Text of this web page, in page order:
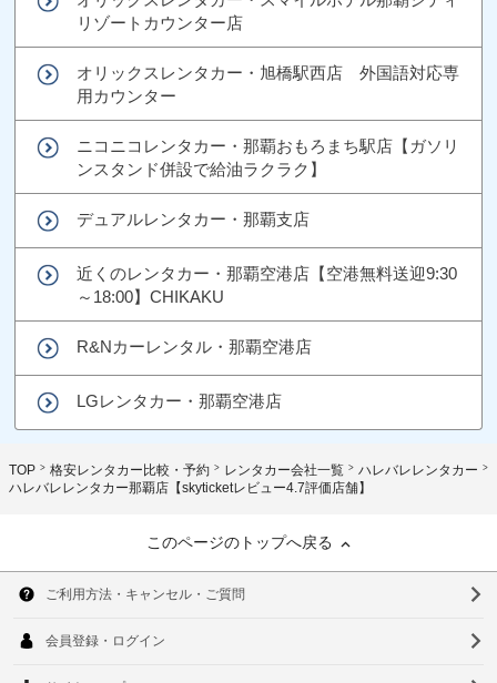
リゾートカウンター店
オリックスレンタカー・旭橋駅西店 外国語対応専
用カウンター
ニコニコレンタカー・那覇おもろまち駅店【ガソリ
ンスタンド併設で給油ラクラク】
デュアルレンタカー・那覇支店
近くのレンタカー・那覇空港店【空港無料送迎9:30
～18:00】CHIKAKU
R&Nカーレンタル・那覇空港店
LGレンタカー・那覇空港店
TOP 格安レンタカー比較・予約 レンタカー会社一覧
ハレバレレンタカー
ハレバレレンタカー那覇店【skyticketレビュー4.7評価店舗】
このページのトップへ戻る